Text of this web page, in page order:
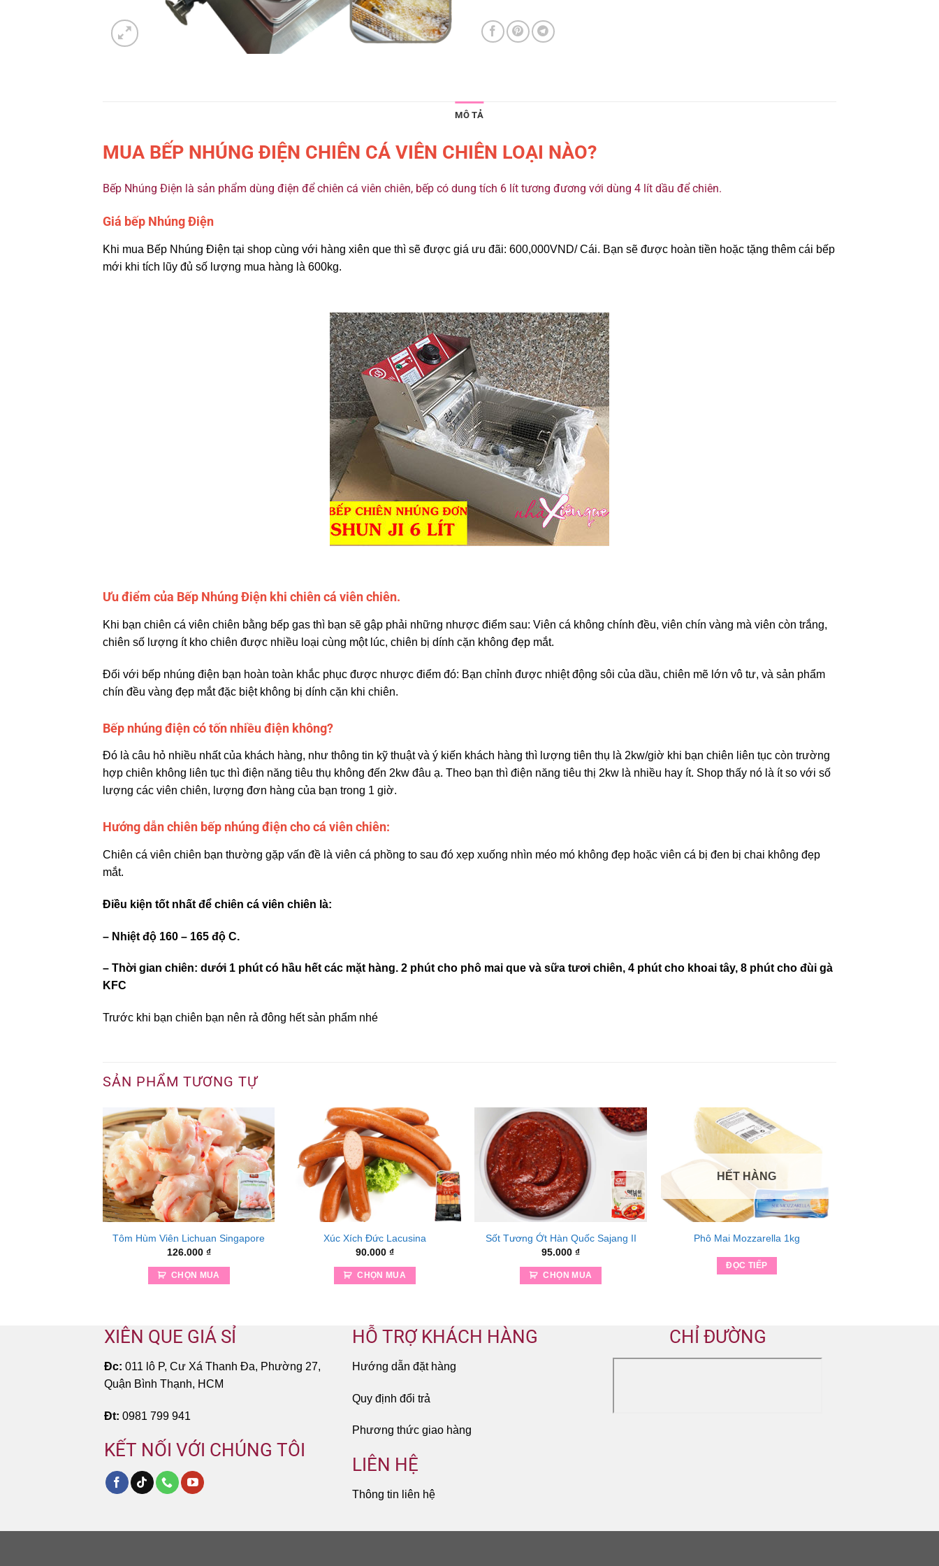
MÔ TẢ
MUA BẾP NHÚNG ĐIỆN CHIÊN CÁ VIÊN CHIÊN LOẠI NÀO?
Bếp Nhúng Điện là sản phẩm dùng điện để chiên cá viên chiên, bếp có dung tích 6 lít tương đương với dùng 4 lít dầu để chiên.
Giá bếp Nhúng Điện
Khi mua Bếp Nhúng Điện tại shop cùng với hàng xiên que thì sẽ được giá ưu đãi: 600,000VND/ Cái. Bạn sẽ được hoàn tiền hoặc tặng thêm cái bếp
mới khi tích lũy đủ số lượng mua hàng là 600kg.
Ưu điểm của Bếp Nhúng Điện khi chiên cá viên chiên.
Khi bạn chiên cá viên chiên bằng bếp gas thì bạn sẽ gập phải những nhược điểm sau: Viên cá không chính đều, viên chín vàng mà viên còn trắng,
chiên số lượng ít kho chiên được nhiều loại cùng một lúc, chiên bị dính cặn không đẹp mắt.
Đối với bếp nhúng điện bạn hoàn toàn khắc phục được nhược điểm đó: Bạn chỉnh được nhiệt động sôi của dầu, chiên mẽ lớn vô tư, và sản phẩm
chín đều vàng đẹp mắt đặc biệt không bị dính cặn khi chiên.
Bếp nhúng điện có tốn nhiều điện không?
Đó là câu hỏ nhiều nhất của khách hàng, như thông tin kỹ thuật và ý kiến khách hàng thì lượng tiên thụ là 2kw/giờ khi bạn chiên liên tục còn trường
hợp chiên không liên tục thì điện năng tiêu thụ không đến 2kw đâu ạ. Theo bạn thì điện năng tiêu thị 2kw là nhiều hay ít. Shop thấy nó là ít so với số
lượng các viên chiên, lượng đơn hàng của bạn trong 1 giờ.
Hướng dẫn chiên bếp nhúng điện cho cá viên chiên:
Chiên cá viên chiên bạn thường gặp vấn đề là viên cá phồng to sau đó xẹp xuống nhìn méo mó không đẹp hoặc viên cá bị đen bị chai không đẹp
mắt.
Điều kiện tốt nhất để chiên cá viên chiên là:
– Nhiệt độ 160 – 165 độ C.
– Thời gian chiên: dưới 1 phút có hầu hết các mặt hàng. 2 phút cho phô mai que và sữa tươi chiên, 4 phút cho khoai tây, 8 phút cho đùi gà
KFC
Trước khi bạn chiên bạn nên rả đông hết sản phẩm nhé
SẢN PHẨM TƯƠNG TỰ
Tôm Hùm Viên Lichuan Singapore
126.000 ₫
CHỌN MUA
Xúc Xích Đức Lacusina
90.000 ₫
CHỌN MUA
Sốt Tương Ớt Hàn Quốc Sajang II
95.000₫
CHỌN MUA
HẾT HÀNG
Phô Mai Mozzarella 1kg
ĐỌC TIẾP
XIÊN QUE GIÁ SỈ
Đc: 011 lô P, Cư Xá Thanh Đa, Phường 27,
Quận Bình Thạnh, HCM
Đt: 0981 799 941
KẾT NỐI VỚI CHÚNG TÔI
HỖ TRỢ KHÁCH HÀNG
Hướng dẫn đặt hàng
Quy định đổi trả
Phương thức giao hàng
LIÊN HỆ
Thông tin liên hệ
CHỈ ĐƯỜNG